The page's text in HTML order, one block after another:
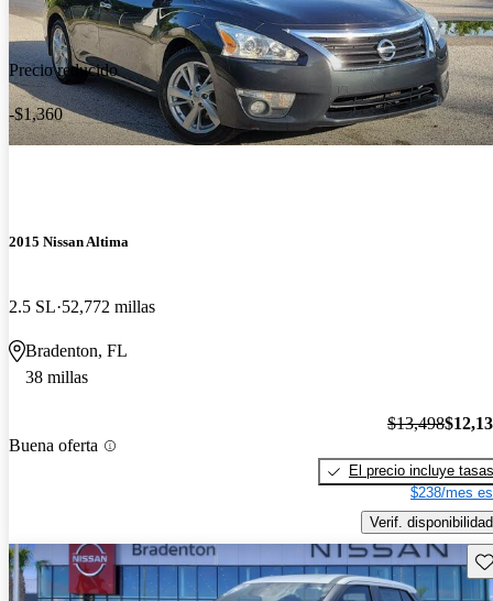
Precio reducido
-$1,360
2015 Nissan Altima
2.5 SL 52,772 millas
Bradenton, FL
38 millas
Buena oferta
$13,498
El precio incluye tasas
$238/mes
Verif. disponibilidad